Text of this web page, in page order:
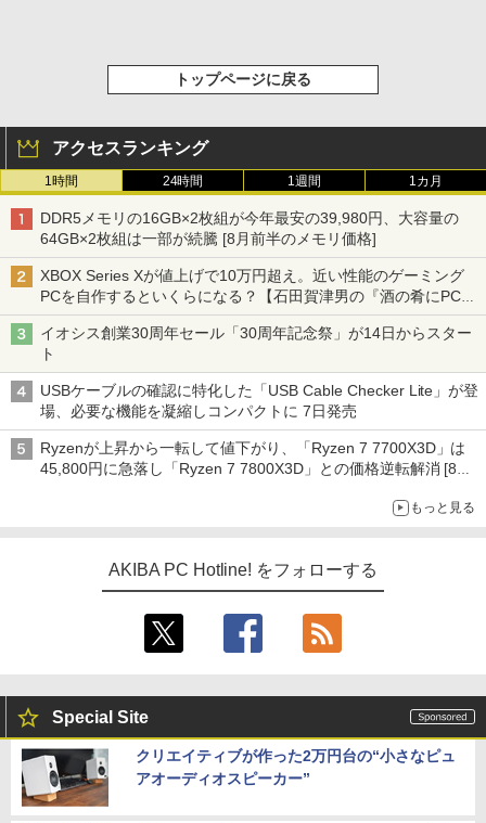
トップページに戻る
アクセスランキング
1時間 24時間 1週間 1カ月
DDR5メモリの16GB×2枚組が今年最安の39,980円、大容量の
64GB×2枚組は一部が続騰 [8月前半のメモリ価格]
XBOX Series Xが値上げで10万円超え。近い性能のゲーミング
PCを自作するといくらになる？【石田賀津男の『酒の肴にPCゲ
ーム』】
イオシス創業30周年セール「30周年記念祭」が14日からスター
ト
USBケーブルの確認に特化した「USB Cable Checker Lite」が登
場、必要な機能を凝縮しコンパクトに 7日発売
Ryzenが上昇から一転して値下がり、「Ryzen 7 7700X3D」は
45,800円に急落し「Ryzen 7 7800X3D」との価格逆転解消 [8月
もっと見る
AKIBA PC Hotline! をフォローする
Special Site
クリエイティブが作った2万円台の“小さなピュ
アオーディオスピーカー”